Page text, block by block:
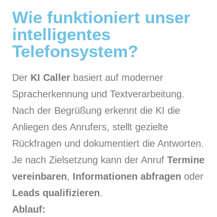
Wie funktioniert unser
intelligentes
Telefonsystem?
Der KI Caller basiert auf moderner
Spracherkennung und Textverarbeitung.
Nach der Begrüßung erkennt die KI die
Anliegen des Anrufers, stellt gezielte
Rückfragen und dokumentiert die Antworten.
Je nach Zielsetzung kann der Anruf Termine
vereinbaren, Informationen abfragen oder
Leads qualifizieren.
Ablauf: